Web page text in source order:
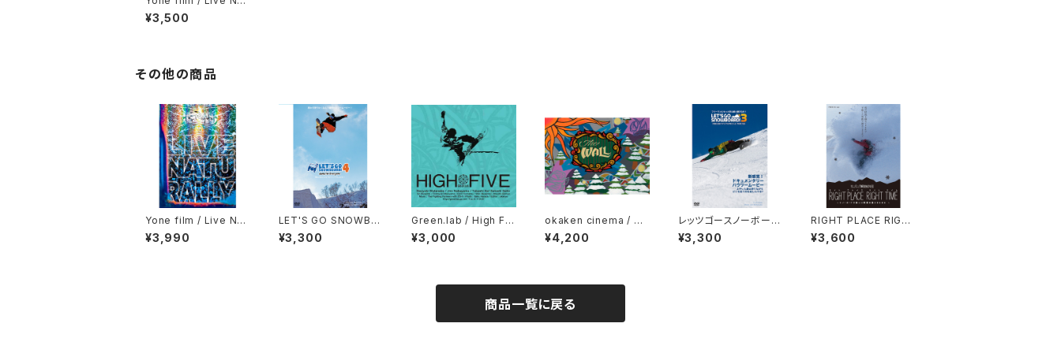
urally 3
¥3,500
その他の商品
Yone film / Live Nat
urally 5
¥3,990
LET'S GO SNOWBO
ARD4
¥3,300
Green.lab / High Fiv
e
¥3,000
okaken cinema / Th
e Wall
¥4,200
レッツゴースノーボード
3 フリーランズ トピック
ス＆トリックス
¥3,300
RIGHT PLACE RIGH
T TIME
¥3,600
商品一覧に戻る